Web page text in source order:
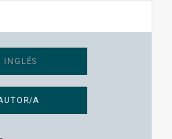
INGLÉS
A